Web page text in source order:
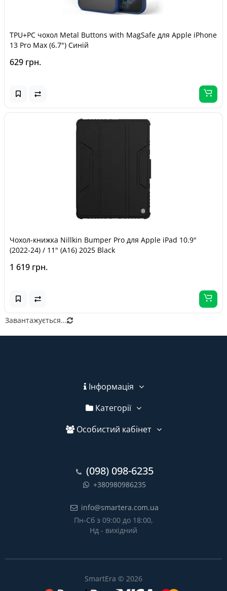
TPU+PC чохол Metal Buttons with MagSafe для Apple iPhone
13 Pro Max (6.7") Синій
629 грн.
Чохол-книжка Nillkin Bumper Pro для Apple iPad 10.9"
(2022-24) / 11" (A16) 2025 Black
1 619 грн.
Завантажується...
Інформація
Категорії
Особистий кабінет
(098) 098-6235
+380980986235
info@smartera.com.ua
Пн-Сб з 09:00 до 18:00,
Нд - вихідний
SmartEra © 2026